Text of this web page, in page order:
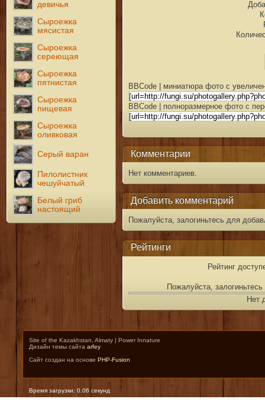
девичья
Сыроежка
мясистая
Сыроежка
сереющая
Сыроежка
пятнистая
Сыроежка
пищевая
Сыроежка
оливковая
Серый варан
Пилолистник
чешуйчатый
Белый гриб
настоящий
BBCode | миниатюра фото с
BBCode | полноразмерное фото с
Комментарии
Нет комментариев.
Добавить комментарий
Пожалуйста, залогиньтесь для
Рейтинги
Рейтинг
Пожалуйста,
Нет
Site of the Kazakhstan, Almaty | Power Innature
Дизайн темы сайта arfey
Сайт создан на основе PHP-Fusion
Время загрузки: 0.06 секунд